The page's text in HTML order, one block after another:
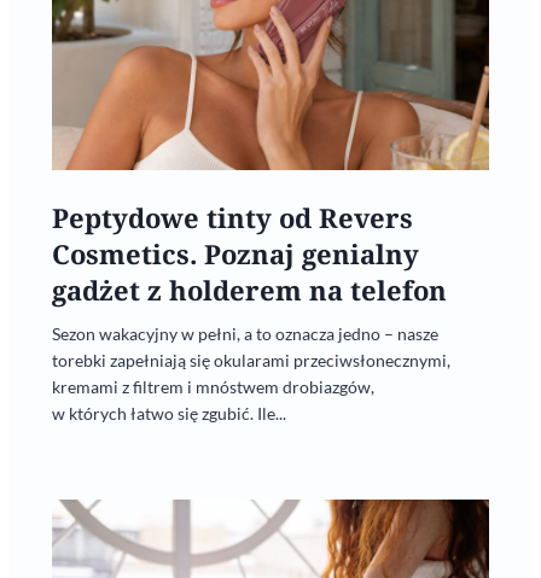
Peptydowe tinty od Revers
Cosmetics. Poznaj genialny
gadżet z holderem na telefon
Sezon wakacyjny w pełni, a to oznacza jedno – nasze
torebki zapełniają się okularami przeciwsłonecznymi,
kremami z filtrem i mnóstwem drobiazgów,
w których łatwo się zgubić. Ile...